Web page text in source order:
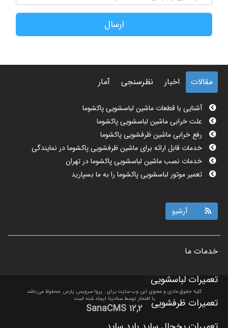
ارسال
مقالات اخبار نظرسنجی آمار
آشنایی با قطعات ماشین لباسشویی پاکشوما
علت خرابی ماشین لباسشویی پاکشوما
رفع خرابی ماشین ظرفشویی پاکشوما
خدمات قابل ارائه برای ماشین ظرفشویی پاکشوما در نمایندگی
خدمات نصب ماشین لباسشویی پاکشوما در تهران
تعمیر موتور لباسشویی پاکشوما را به ما بسپارید
مزایای نصب ماشین ظرفشویی پاکشوما در تهران
تعمیرات ماشین ظرفشویی پاکشوما در تهران را از ما بخواهید
تعمیر ماشین لباسشویی پاکشوما در تهران چه کمکی به شما می کند؟
نمایندگی نصب ماشین لباسشویی پاکشوما در تهران
خرابی قطعات ماشین ظرفشویی پاکشوما
تعمیرات لوازم خانگی پاکشوما pakshoma در تهران را تجربه کنید
تعمیرات ماشین لباسشویی پاکشوما در محل چگونه انجام می شود؟
آرشیو
خدمات ما
تعمیرات لباسشویی
تعمیرات ظرفشویی
کلیه حقوق مادی و معنوی این وب سایت برای . پروا سرویس پارس .محفوظ می باشد
با افتخار توسطسنادیتا ایجاد شده است
SanaCMS ۱۲,۲